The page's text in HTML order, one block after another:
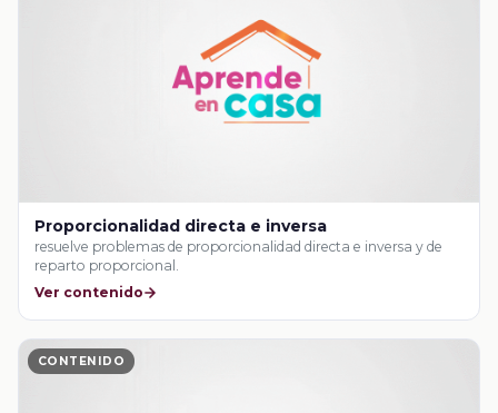
Proporcionalidad directa e inversa
resuelve problemas de proporcionalidad directa e inversa y de
reparto proporcional.
Ver contenido
CONTENIDO